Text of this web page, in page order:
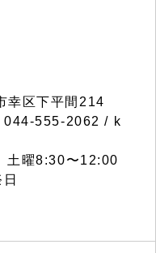
区下平間214
044-555-2062 / k
曜8:30〜12:00